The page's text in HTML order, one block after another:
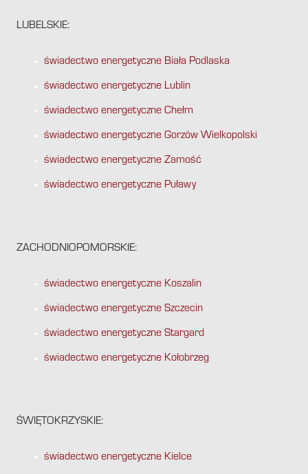
LUBELSKIE:
świadectwo energetyczne Biała Podlaska
świadectwo energetyczne Lublin
świadectwo energetyczne Chełm
świadectwo energetyczne Gorzów Wielkopolski
świadectwo energetyczne Zamość
świadectwo energetyczne Puławy
ZACHODNIOPOMORSKIE:
świadectwo energetyczne Koszalin
świadectwo energetyczne Szczecin
świadectwo energetyczne Stargard
świadectwo energetyczne Kołobrzeg
ŚWIĘTOKRZYSKIE:
świadectwo energetyczne Kielce